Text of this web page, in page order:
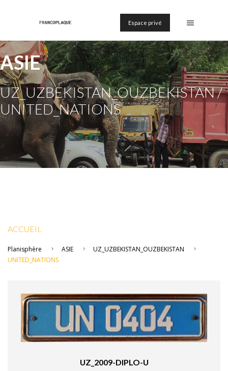
Espace privé
ASIE
UZ_UZBEKISTAN_OUZBEKISTAN /
UNITED_NATIONS
ACCUEIL
Planisphère ASIE
UZ_UZBEKISTAN_OUZBEKISTAN
UNITED_NATIONS
UZ_2009-DIPLO-U